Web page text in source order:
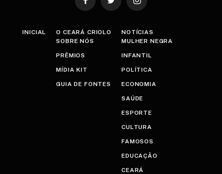
FacebookTwitter Instagram
INICIAL
O CEARÁ CRIOLO
SOBRE NÓS
PRÊMIOS
MÍDIA KIT
GUIA DE FONTES
NOTÍCIAS
MULHER NEGRA
INFANTIL
POLÍTICA
ECONOMIA
SAÚDE
ESPORTE
CULTURA
FAMOSOS
EDUCAÇÃO
CEARÁ